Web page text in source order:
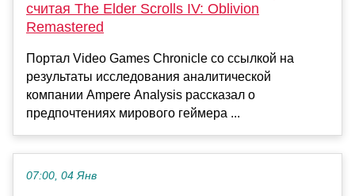
считая The Elder Scrolls IV: Oblivion
Remastered
Портал Video Games Chronicle со ссылкой на
результаты исследования аналитической
компании Ampere Analysis рассказал о
предпочтениях мирового геймера ...
07:00, 04 Янв